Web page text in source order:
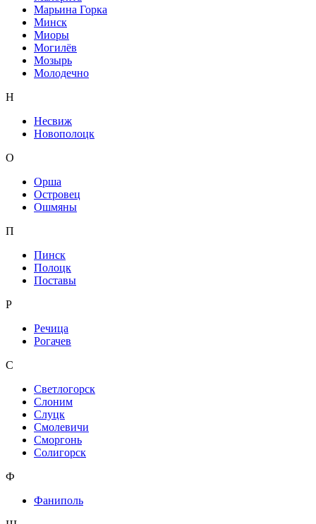
Марьина Горка
Минск
Миоры
Могилёв
Мозырь
Молодечно
Н
Несвиж
Новополоцк
О
Орша
Островец
Ошмяны
П
Пинск
Полоцк
Поставы
Р
Речица
Рогачев
С
Светлогорск
Слоним
Слуцк
Смолевичи
Сморгонь
Солигорск
Ф
Фаниполь